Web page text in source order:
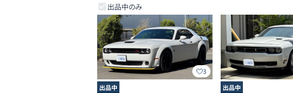
出品中のみ
3
出品中
出品中